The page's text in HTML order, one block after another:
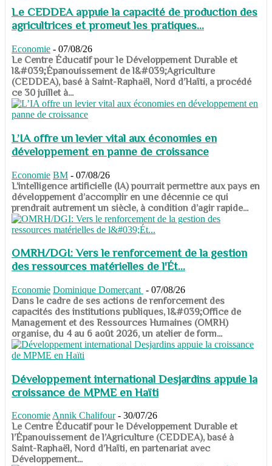
Le CEDDEA appuie la capacité de production des
agricultrices et promeut les pratiques...
Economie - 07/08/26
​​​​​​​Le Centre Éducatif pour le Développement Durable et
l&#039;Épanouissement de l&#039;Agriculture
(CEDDEA), basé à Saint-Raphaël, Nord d’Haïti, a procédé
ce 30 juillet à...
L’IA offre un levier vital aux économies en
développement en panne de croissance
Economie BM - 07/08/26
​​​​​​​L’intelligence artificielle (IA) pourrait permettre aux pays en
développement d’accomplir en une décennie ce qui
prendrait autrement un siècle, à condition d’agir rapide...
OMRH/DGI: Vers le renforcement de la gestion
des ressources matérielles de l'Ét...
Economie Dominique Domerçant - 07/08/26
Dans le cadre de ses actions de renforcement des
capacités des institutions publiques, l&#039;Office de
Management et des Ressources Humaines (OMRH)
organise, du 4 au 6 août 2026, un atelier de form...
Développement international Desjardins appuie la
croissance de MPME en Haïti
Economie Annik Chalifour - 30/07/26
​​​​​​​Le Centre Éducatif pour le Développement Durable et
l’Épanouissement de l’Agriculture (CEDDEA), basé à
Saint-Raphaël, Nord d’Haïti, en partenariat avec
Développement...